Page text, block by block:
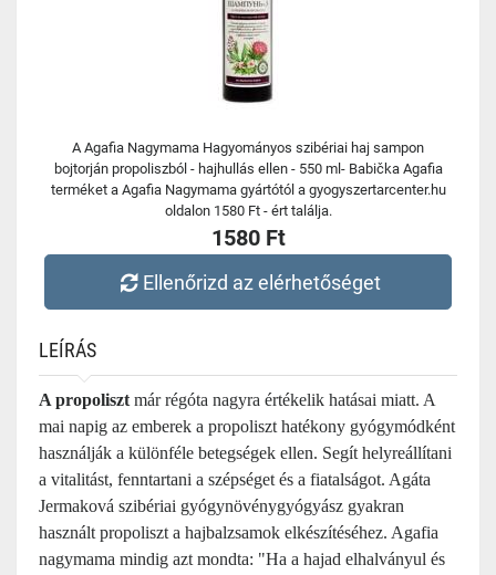
A Agafia Nagymama Hagyományos szibériai haj sampon
bojtorján propoliszból - hajhullás ellen - 550 ml- Babička Agafia
terméket a Agafia Nagymama gyártótól a gyogyszertarcenter.hu
oldalon 1580 Ft - ért találja.
1580 Ft
Ellenőrizd az elérhetőséget
LEÍRÁS
A propoliszt már régóta nagyra értékelik hatásai miatt. A
mai napig az emberek a propoliszt hatékony gyógymódként
használják a különféle betegségek ellen. Segít helyreállítani
a vitalitást, fenntartani a szépséget és a fiatalságot. Agáta
Jermaková szibériai gyógynövénygyógyász gyakran
használt propoliszt a hajbalzsamok elkészítéséhez. Agafia
nagymama mindig azt mondta: "Ha a hajad elhalványul és